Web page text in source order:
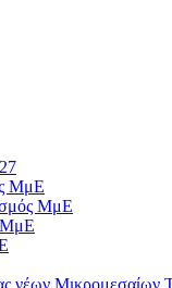
ΜμΕ
ΜμΕ
ΜμΕ
νέων Μικρομεσαίων